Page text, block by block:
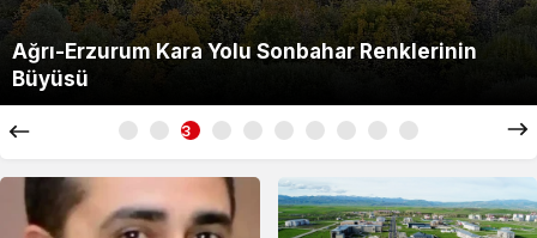
Ağrı-Erzurum Kara Yolu Sonbahar Renklerinin
Büyüsü
3